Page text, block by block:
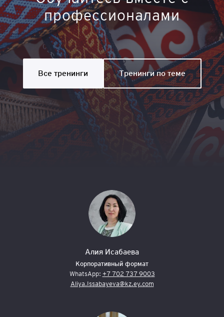
профессионалами
Все тренинги Тренинги по теме
Алия Исабаева
Корпоративный формат
WhatsApp: +7 702 737 9003
Aliya.Issabayeva@kz.ey.com